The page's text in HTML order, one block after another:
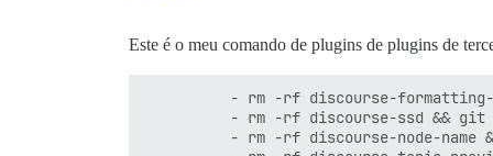
Este é o meu comando de plugins de plugins de
- rm -rf discourse-
- rm -rf discourse-ssd &&
- rm -rf discourse-node-name